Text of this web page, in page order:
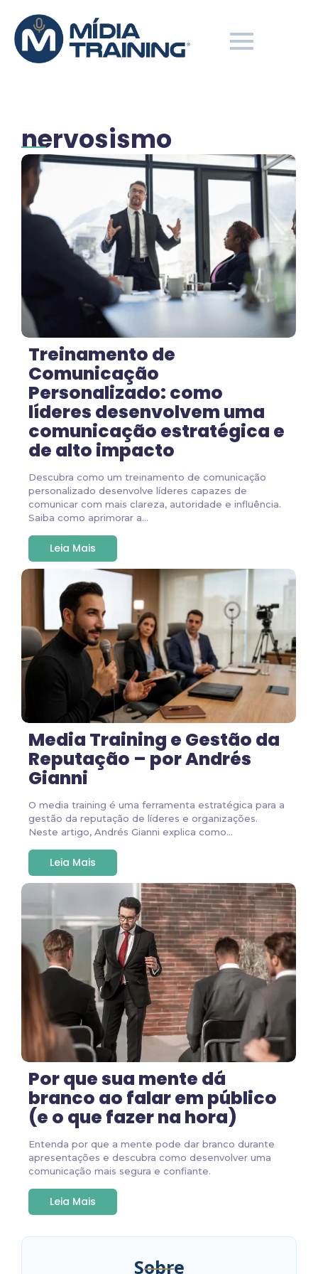
nervosismo
Treinamento de
Comunicação
Personalizado: como
líderes desenvolvem uma
comunicação estratégica e
de alto impacto
Descubra como um treinamento de comunicação
personalizado desenvolve líderes capazes de
comunicar com mais clareza, autoridade e influência.
Saiba como aprimorar a...
Leia Mais
Media Training e Gestão da
Reputação – por Andrés
Gianni
O media training é uma ferramenta estratégica para a
gestão da reputação de líderes e organizações.
Neste artigo, Andrés Gianni explica como...
Leia Mais
Por que sua mente dá
branco ao falar em público
(e o que fazer na hora)
Entenda por que a mente pode dar branco durante
apresentações e descubra como desenvolver uma
comunicação mais segura e confiante.
Leia Mais
Sobre